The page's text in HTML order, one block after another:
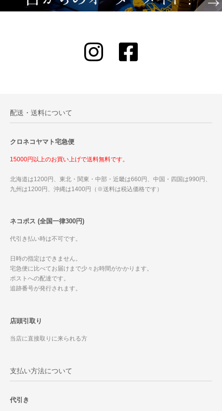
配送・送料について
クロネコヤマト宅急便
15000円以上のお買い上げで送料無料です。
北海道は1200円、東北・関東・中部・近畿は660円、中国・四国は990円、
九州は1200円、沖縄は1400円（※送料は税込価格です）
ネコポス (全国一律300円)
代引き払い時は不可です。
日時の指定はできません。
宅急便に比べてお届けまで少々お時間がかかります。
ポストへの配達です。
追跡番号が発行されます。
店頭引取り
当店に直接取りに来られる方
支払い方法について
代引き